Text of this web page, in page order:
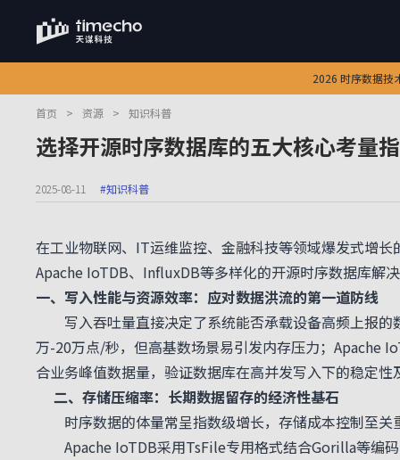
2026 时序数据技
首页 > 资源 > 知识科普
选择开源时序数据库的五大核心考量
2025-08-11 #知识科普
在工业物联网、IT运维监控、金融科技等领域爆发式增
Apache IoTDB、InfluxDB等多样化的开源时序数据库解
一、写入性能与资源效率：应对数据洪流的第一道防线
写入吞吐量直接决定了系统能否承载设备高频上报的
万-20万点/秒，但高基数场景易引发内存压力；Apache
合业务峰值数据量，验证数据库在高并发写入下的稳定
二、存储压缩率：长期数据留存的经济性基石
时序数据的体量常呈指数级增长，存储成本控制至关
Apache IoTDB采用TsFile专用格式结合Gorilla等编